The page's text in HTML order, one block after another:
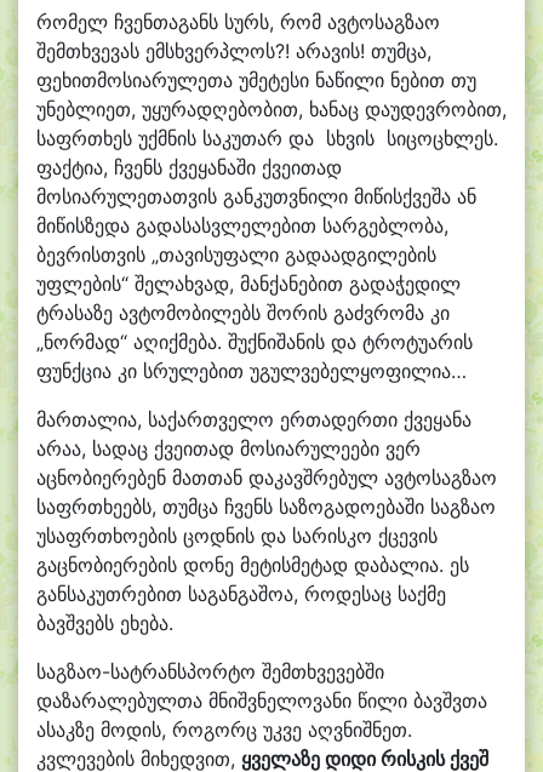
რომელ ჩვენთაგანს სურს, რომ ავტოსაგზაო
შემთხვევას ემსხვერპლოს?! არავის! თუმცა,
ფეხითმოსიარულეთა უმეტესი ნაწილი ნებით თუ
უნებლიეთ, უყურადღებობით, ხანაც დაუდევრობით,
საფრთხეს უქმნის საკუთარ და სხვის სიცოცხლეს.
ფაქტია, ჩვენს ქვეყანაში ქვეითად
მოსიარულეთათვის განკუთვნილი მიწისქვეშა ან
მიწისზედა გადასასვლელებით სარგებლობა,
ბევრისთვის „თავისუფალი გადაადგილების
უფლების“ შელახვად, მანქანებით გადაჭედილ
ტრასაზე ავტომობილებს შორის გაძვრომა კი
„ნორმად“ აღიქმება. შუქნიშანის და ტროტუარის
ფუნქცია კი სრულებით უგულვებელყოფილია…
მართალია, საქართველო ერთადერთი ქვეყანა
არაა, სადაც ქვეითად მოსიარულეები ვერ
აცნობიერებენ მათთან დაკავშრებულ ავტოსაგზაო
საფრთხეებს, თუმცა ჩვენს საზოგადოებაში საგზაო
უსაფრთხოების ცოდნის და სარისკო ქცევის
გაცნობიერების დონე მეტისმეტად დაბალია. ეს
განსაკუთრებით საგანგაშოა, როდესაც საქმე
ბავშვებს ეხება.
საგზაო-სატრანსპორტო შემთხვევებში
დაზარალებულთა მნიშვნელოვანი წილი ბავშვთა
ასაკზე მოდის, როგორც უკვე აღვნიშნეთ.
კვლევების მიხედვით, ყველაზე დიდი რისკის ქვეშ